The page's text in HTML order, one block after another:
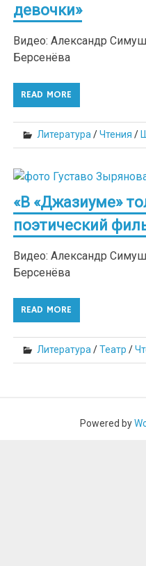
девочки»
Видео: Александр
Берсенёва
READ MORE
Литература /Чтения /
«В «Джазиуме»
поэтический
Видео: Александр
Берсенёва
READ MORE
Литература /Театр /
Powered by